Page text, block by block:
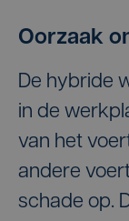
Oorzaak
De hybride
in de
van het
andere
schade op.